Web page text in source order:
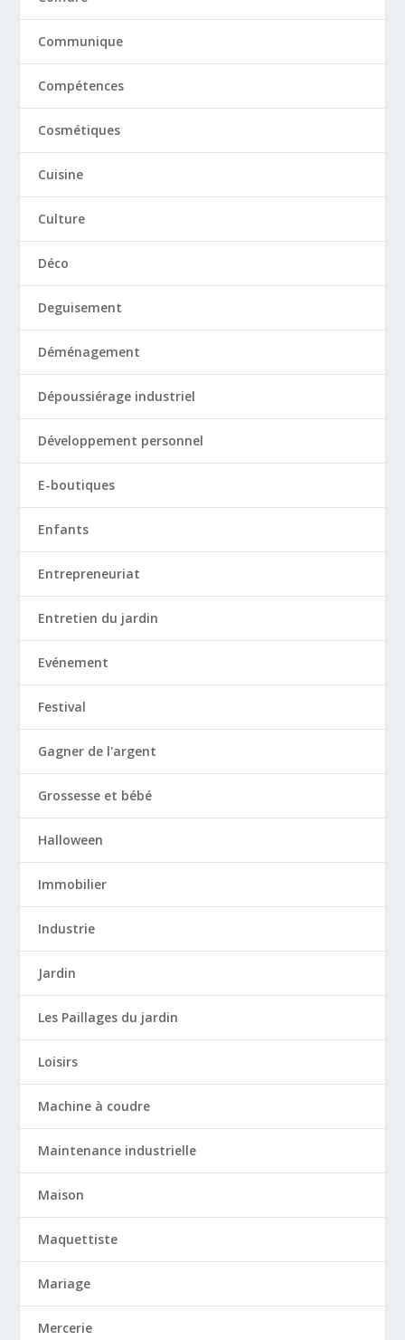
Communique
Compétences
Cosmétiques
Cuisine
Culture
Déco
Deguisement
Déménagement
Dépoussiérage industriel
Développement personnel
E-boutiques
Enfants
Entrepreneuriat
Entretien du jardin
Evénement
Festival
Gagner de l'argent
Grossesse et bébé
Halloween
Immobilier
Industrie
Jardin
Les Paillages du jardin
Loisirs
Machine à coudre
Maintenance industrielle
Maison
Maquettiste
Mariage
Mercerie